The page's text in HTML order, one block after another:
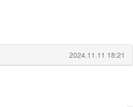
2024.11.11 18:21